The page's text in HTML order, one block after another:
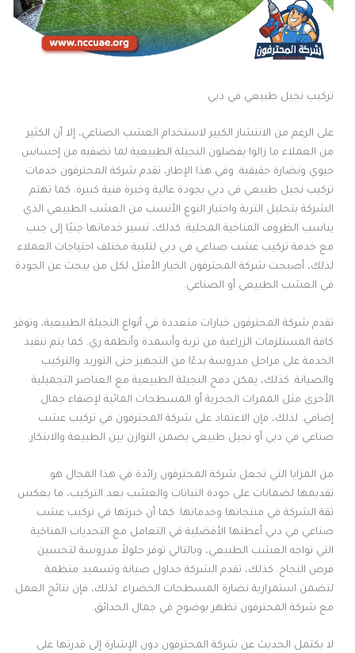
تركيب نجيل طبيعي في دبي
على الرغم من الانتشار الكبير لاستخدام العشب الصناعي، إلا أن الكثير
من العملاء ما زالوا يفضلون النجيلة الطبيعية لما تضفيه من إحساس
حيوي ونضارة حقيقية. وفي هذا الإطار، تقدم شركة المحترفون خدمات
تركيب نجيل طبيعي في دبي بجودة عالية وخبرة فنية كبيرة. كما تهتم
الشركة بتحليل التربة واختيار النوع الأنسب من العشب الطبيعي الذي
يناسب الظروف المناخية المحلية. كذلك، تسير خدماتها جنبًا إلى جنب
مع خدمة تركيب عشب صناعي في دبي لتلبية مختلف احتياجات العملاء.
لذلك، أصبحت شركة المحترفون الخيار الأمثل لكل من يبحث عن الجودة
في العشب الطبيعي أو الصناعي.
تقدم شركة المحترفون خيارات متعددة في أنواع النجيلة الطبيعية، وتوفر
كافة المستلزمات الزراعية من تربة وأسمدة وأنظمة ري. كما يتم تنفيذ
الخدمة على مراحل مدروسة بدءًا من التجهيز حتى التوريد والتركيب
والصيانة. كذلك، يمكن دمج النجيلة الطبيعية مع العناصر التجميلية
الأخرى مثل الممرات الحجرية أو المسطحات المائية لإضفاء جمال
إضافي. لذلك، فإن الاعتماد على شركة المحترفون في تركيب عشب
صناعي في دبي أو نجيل طبيعي يضمن التوازن بين الطبيعة والابتكار.
من المزايا التي تجعل شركة المحترفون رائدة في هذا المجال هو
تقديمها لضمانات على جودة النباتات والعشب بعد التركيب، ما يعكس
ثقة الشركة في منتجاتها وخدماتها. كما أن خبرتها في تركيب عشب
صناعي في دبي أعطتها الأفضلية في التعامل مع التحديات المناخية
التي تواجه العشب الطبيعي، وبالتالي توفر حلولاً مدروسة لتحسين
فرص النجاح. كذلك، تقدم الشركة جداول صيانة وتسميد منظمة
لتضمن استمرارية نضارة المسطحات الخضراء. لذلك، فإن نتائج العمل
مع شركة المحترفون تظهر بوضوح في جمال الحدائق.
لا يكتمل الحديث عن شركة المحترفون دون الإشارة إلى قدرتها على